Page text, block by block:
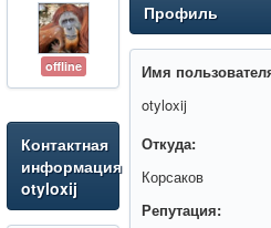
Вход
offline
Контактная
информация
otyloxij
Профиль
Имя
otyloxij
Откуда:
Корсаков
Репутация: